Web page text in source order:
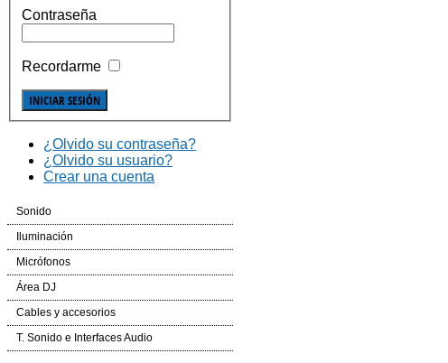
Contraseña
Recordarme
¿Olvido su contraseña?
¿Olvido su usuario?
Crear una cuenta
Sonido
Cajas Automplificadas
Etapas de potencia y amplificadores
Dinámica
Auriculares
Iluminación
Efectos LED
Cabezas LED
Controladores
Micrófonos
Inalámbricos
Conferencias e Instalación
Voz e Instrumentos
Área DJ
CD´S
Mesas de Mezcla
Cables y accesorios
Iluminación y corriente
T. Sonido e Interfaces Audio